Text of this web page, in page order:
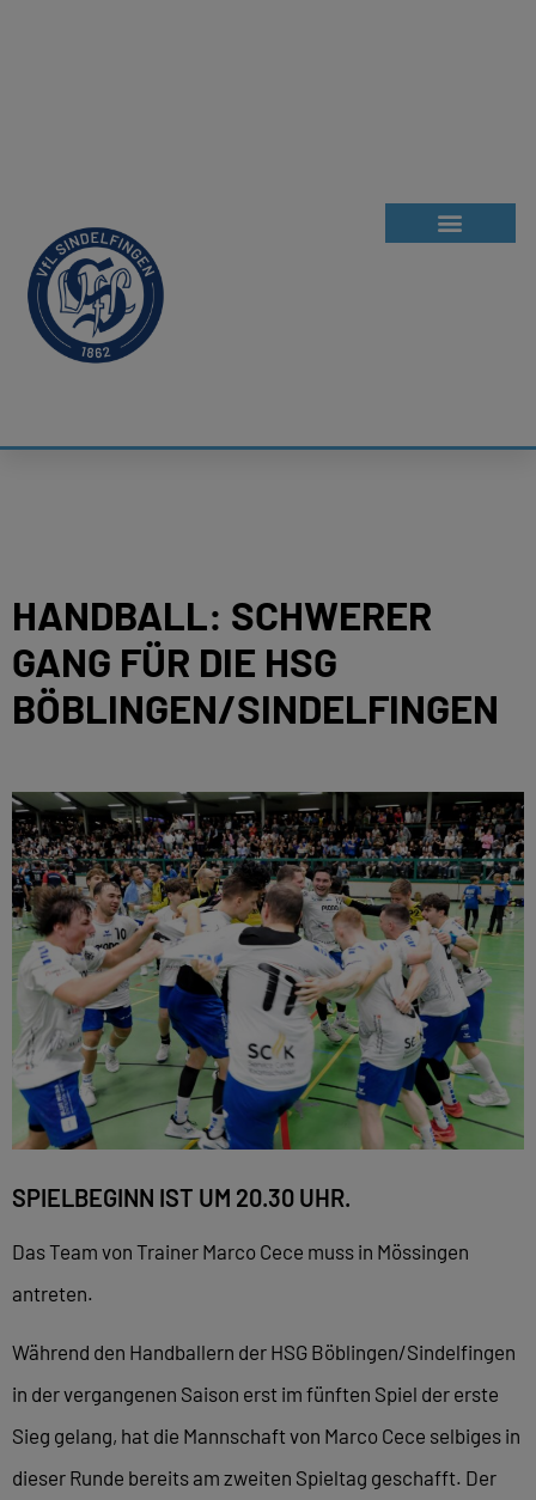
HANDBALL: SCHWERER
GANG FÜR DIE HSG
BÖBLINGEN/SINDELFINGEN
SPIELBEGINN IST UM 20.30 UHR.
Das Team von Trainer Marco Cece muss in Mössingen
antreten.
Während den Handballern der HSG Böblingen/Sindelfingen
in der vergangenen Saison erst im fünften Spiel der erste
Sieg gelang, hat die Mannschaft von Marco Cece selbiges in
dieser Runde bereits am zweiten Spieltag geschafft. Der